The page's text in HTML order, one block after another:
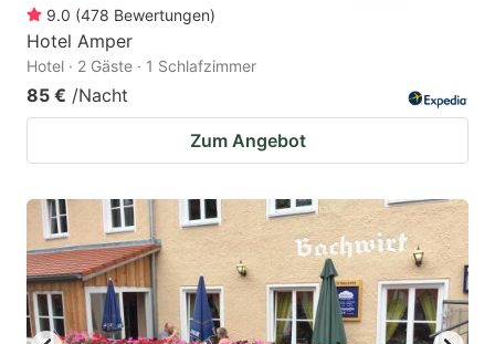
9.0 (478 Bewertungen)
Hotel Amper
Hotel · 2 Gäste · 1 Schlafzimmer
85 € /Nacht
Zum Angebot